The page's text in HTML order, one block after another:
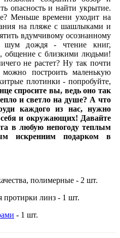
опасность и найти укрытие.
Меньше времени уходит на
на пляже с шашлыками и
вдумчивому осознанному
шум дождя - чтение книг,
с близкими людьми!
не растет? Ну так почти
построить маленькую
плотинки - попробуйте,
спросите вы, ведь оно так
и светло на душе? А что
каждого из нас, нужно
себя и окружающих! Давайте
в любую непогоду теплым
искренним подарком в
полимерные - 2 шт.
протирки линз - 1 шт.
- 1 шт.